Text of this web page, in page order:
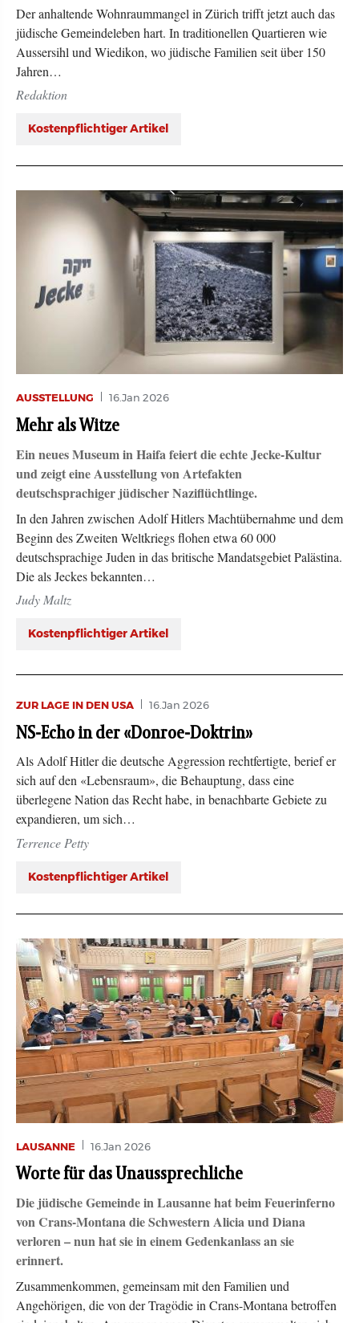
Der anhaltende Wohnraummangel in Zürich trifft jetzt auch das
jüdische Gemeindeleben hart. In traditionellen Quartieren wie
Aussersihl und Wiedikon, wo jüdische Familien seit über 150
Jahren…
Redaktion
Kostenpflichtiger Artikel
AUSSTELLUNG 16.Jan 2026
Mehr als Witze
Ein neues Museum in Haifa feiert die echte Jecke-Kultur
und zeigt eine Ausstellung von Artefakten
deutschsprachiger jüdischer Naziflüchtlinge.
In den Jahren zwischen Adolf Hitlers Machtübernahme und dem
Beginn des Zweiten Weltkriegs flohen etwa 60 000
deutschsprachige Juden in das britische Mandatsgebiet Palästina.
Die als Jeckes bekannten…
Judy Maltz
Kostenpflichtiger Artikel
ZUR LAGE IN DEN USA 16.Jan 2026
NS-Echo in der «Donroe-Doktrin»
Als Adolf Hitler die deutsche Aggression rechtfertigte, berief er
sich auf den «Lebensraum», die Behauptung, dass eine
überlegene Nation das Recht habe, in benachbarte Gebiete zu
expandieren, um sich…
Terrence Petty
Kostenpflichtiger Artikel
LAUSANNE 16.Jan 2026
Worte für das Unaussprechliche
Die jüdische Gemeinde in Lausanne hat beim Feuerinferno
von Crans-Montana die Schwestern Alicia und Diana
verloren – nun hat sie in einem Gedenkanlass an sie
erinnert.
Zusammenkommen, gemeinsam mit den Familien und
Angehörigen, die von der Tragödie in Crans-Montana betroffen